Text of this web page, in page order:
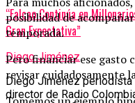
“Falcao Continúa en
Gran Expectativa”
Diego Jiménez
Diego Jiménez
director de Radio
posibilidad de
temporada.
Pero financiar ese gasto
revisar cuidadosamente